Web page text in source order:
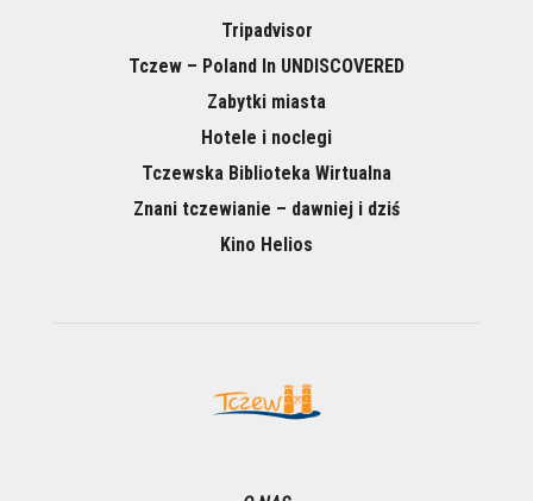
Tripadvisor
Tczew – Poland In UNDISCOVERED
Zabytki miasta
Hotele i noclegi
Tczewska Biblioteka Wirtualna
Znani tczewianie – dawniej i dziś
Kino Helios